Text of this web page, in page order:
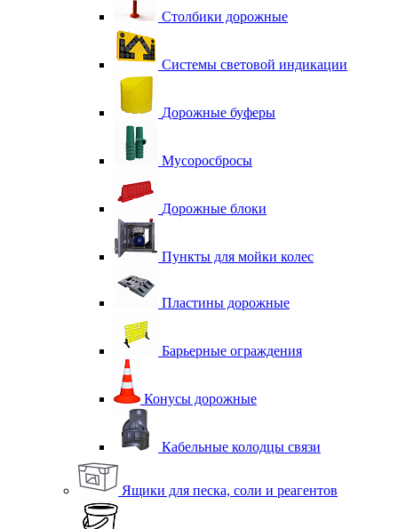
Столбики дорожные
Системы световой индикации
Дорожные буферы
Мусоросбросы
Дорожные блоки
Пункты для мойки колес
Пластины дорожные
Барьерные ограждения
Конусы дорожные
Кабельные колодцы связи
Ящики для песка, соли и реагентов